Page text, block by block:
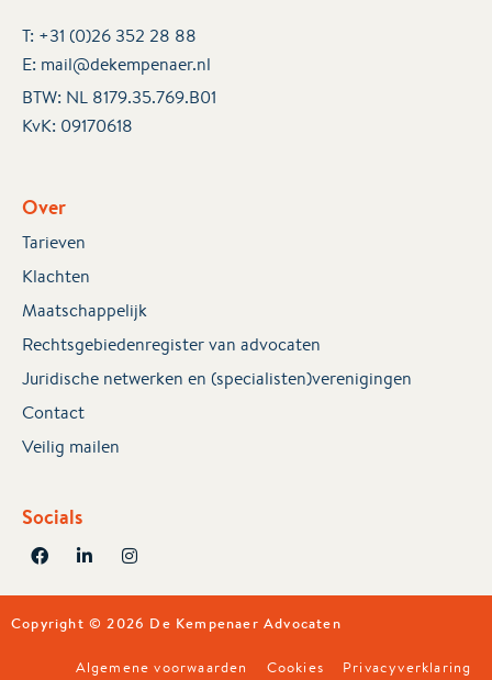
T: +31 (0)26 352 28 88
E: mail@dekempenaer.nl
BTW: NL 8179.35.769.B01
KvK: 09170618
Over
Tarieven
Klachten
Maatschappelijk
Rechtsgebiedenregister van advocaten
Juridische netwerken en (specialisten)verenigingen
Contact
Veilig mailen
Socials
Copyright © 2026 De Kempenaer Advocaten
Algemene voorwaarden Cookies
Privacyverklaring